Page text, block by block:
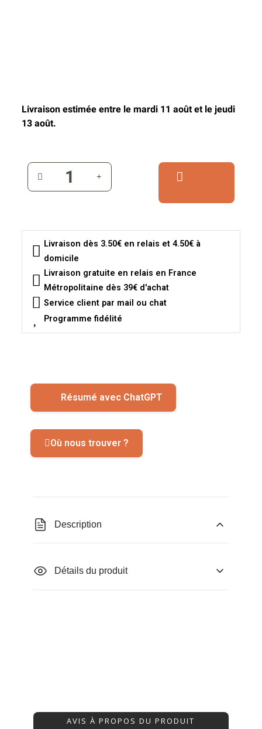
Livraison estimée entre le mardi 11 août et le jeudi
13 août.
Livraison dès 3.50€ en relais et 4.50€ à
domicile
Livraison gratuite en relais en France
Métropolitaine dès 39€ d'achat
Service client par mail ou chat
Programme fidélité
Résumé avec ChatGPT
Où nous trouver ?
Description
Détails du produit
AVIS À PROPOS DU PRODUIT